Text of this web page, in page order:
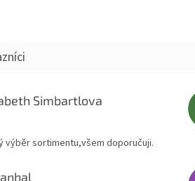
Simbartlova
je 5 z 5 hvězdiček.
výběr sortimentu,všem doporučuji.